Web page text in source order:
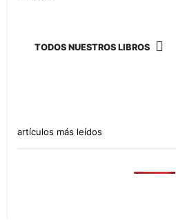
TODOS NUESTROS LIBROS
artículos más leídos